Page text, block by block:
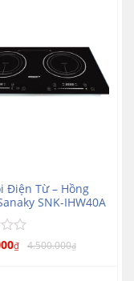
Điện Từ – Hồng
SNK-IHW40A
₫ 4.500.000₫